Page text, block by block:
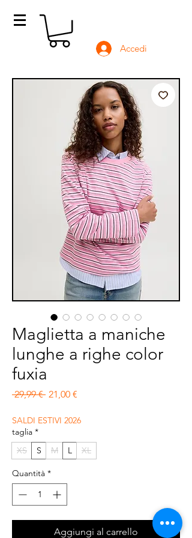
Accedi
Maglietta a maniche
lunghe a righe color
fuxia
29,99 € Prezzo regolare
21,00 €
SALDI ESTIVI 2026
taglia *
XS
S M L XL
Quantità *
Aggiungi al carrello